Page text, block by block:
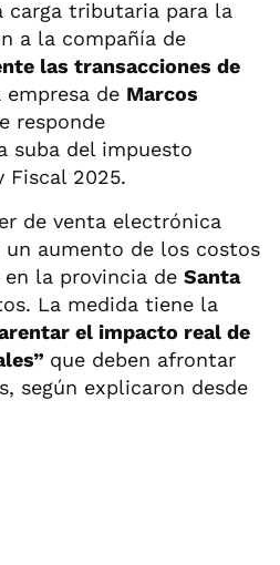
carga tributaria para la
a la compañía de
las transacciones de
empresa de Marcos
responde
suba del impuesto
Fiscal 2025.
de venta electrónica
un aumento de los costos
la provincia de Santa
La medida tiene la
el impacto real de
que deben afrontar
según explicaron desde